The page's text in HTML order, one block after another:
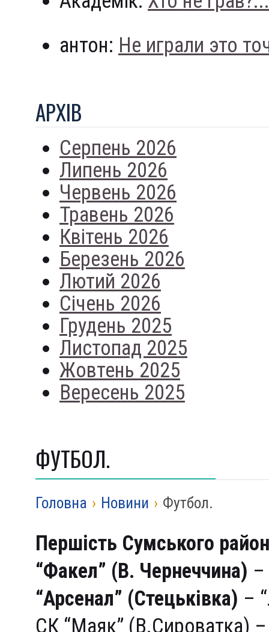
антон: Не играли это
АРХIВ
Серпень 2026
Липень 2026
Червень 2026
Травень 2026
Квітень 2026
Березень 2026
Лютий 2026
Січень 2026
Грудень 2025
Листопад 2025
Жовтень 2025
Вересень 2025
ФУТБОЛ.
Головна › Новини › Футбол.
Першість Сумського
“Факел” (В. Чернеччина)
“Арсенал” (Стецьківка) –
СК “Маяк” (В.Сироватка)